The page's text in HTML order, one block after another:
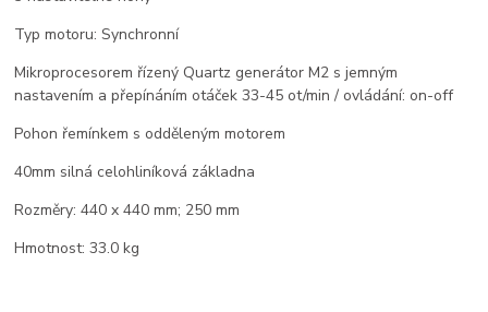
Typ motoru: Synchronní
Mikroprocesorem řízený Quartz generátor M2 s jemným
nastavením a přepínáním otáček 33-45 ot/min / ovládání: on-off
Pohon řemínkem s odděleným motorem
40mm silná celohliníková základna
Rozměry: 440 x 440 mm; 250 mm
Hmotnost: 33.0 kg